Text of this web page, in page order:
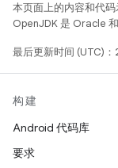
本页面上的内容和代码
OpenJDK 是 Oracle
最后更新时间 (UTC)
构建
Android 代码库
要求